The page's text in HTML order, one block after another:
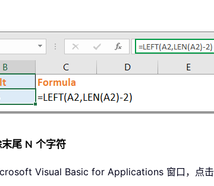
尾 N 个字符
Visual Basic for Applications 窗口，点击